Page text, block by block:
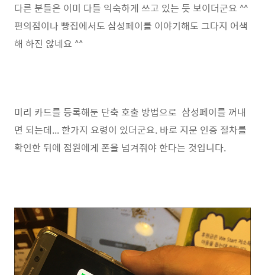
다른 분들은 이미 다들 익숙하게 쓰고 있는 듯 보이더군요 ^^
편의점이나 빵집에서도 삼성페이를 이야기해도 그다지 어색
해 하진 않네요 ^^
미리 카드를 등록해둔 단축 호출 방법으로 삼성페이를 꺼내
면 되는데... 한가지 요령이 있더군요. 바로 지문 인증 절차를
확인한 뒤에 점원에게 폰을 넘겨줘야 한다는 것입니다.